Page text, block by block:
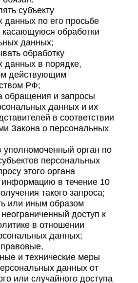
субъекту
данных по его просьбе
обработки
данных;
обработку
данных в порядке,
действующим
РФ;
обращения и запросы
данных и их
в соответствии
Закона о персональных
орган по
персональных
этого органа
в течение 10
такого запроса;
или иным образом
доступ к
в отношении
данных;
и технические меры
данных от
или случайного доступа